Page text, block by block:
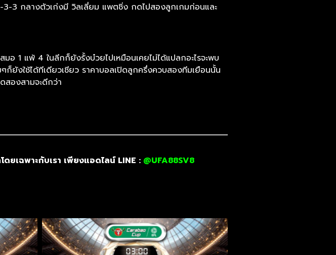
3 กลางตัวเก่งมี วิลเลี่ยม แพตชิ่ง กดไปสองลูกเกมก่อนและ
1 แพ้ 4 ในลีกก็ยังรั้งบ๋วยไปเหมือนเคยไม่ได้แปลกอะไรจะพบ
ยังใช้ได้ทีเดียวเชียว ราคาบอลเปิดลูกครึ่งควบสองทีมเยือนนั้น
สองสามจะดีกว่า
เฉพาะกับเรา เพียงแอดไลน์ LINE : @UFA88SV8